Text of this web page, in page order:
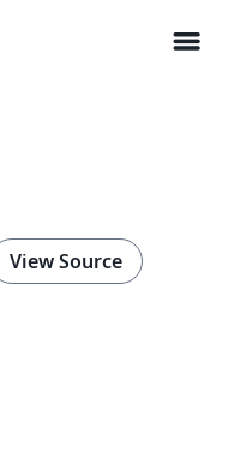
menu
View Source